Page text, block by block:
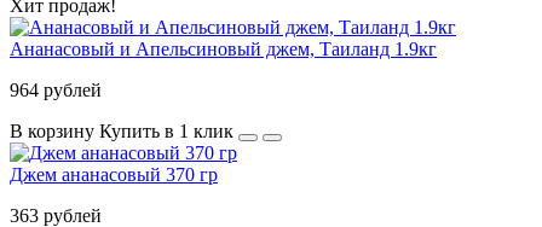
Хит продаж!
Ананасовый и Апельсиновый джем, Таиланд 1.9кг
964 рублей
В корзину Купить в 1 клик
Джем ананасовый 370 гр
363 рублей